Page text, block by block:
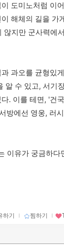
도미노처럼 이
해체의 길을 가
않지만 군사력에
과오를 균형있
알 수 있고, 서기
. 이를 테면, '건
방에선 영웅, 러
이유가 궁금하다
하기 ｌ 찜하기 ｌ